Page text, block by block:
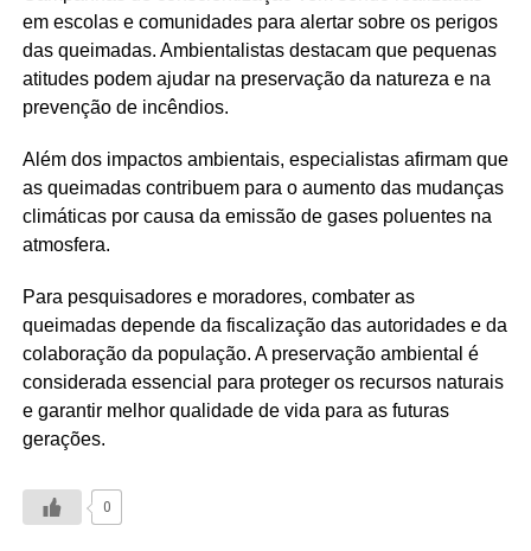
em escolas e comunidades para alertar sobre os perigos
das queimadas. Ambientalistas destacam que pequenas
atitudes podem ajudar na preservação da natureza e na
prevenção de incêndios.
Além dos impactos ambientais, especialistas afirmam que
as queimadas contribuem para o aumento das mudanças
climáticas por causa da emissão de gases poluentes na
atmosfera.
Para pesquisadores e moradores, combater as
queimadas depende da fiscalização das autoridades e da
colaboração da população. A preservação ambiental é
considerada essencial para proteger os recursos naturais
e garantir melhor qualidade de vida para as futuras
gerações.
0